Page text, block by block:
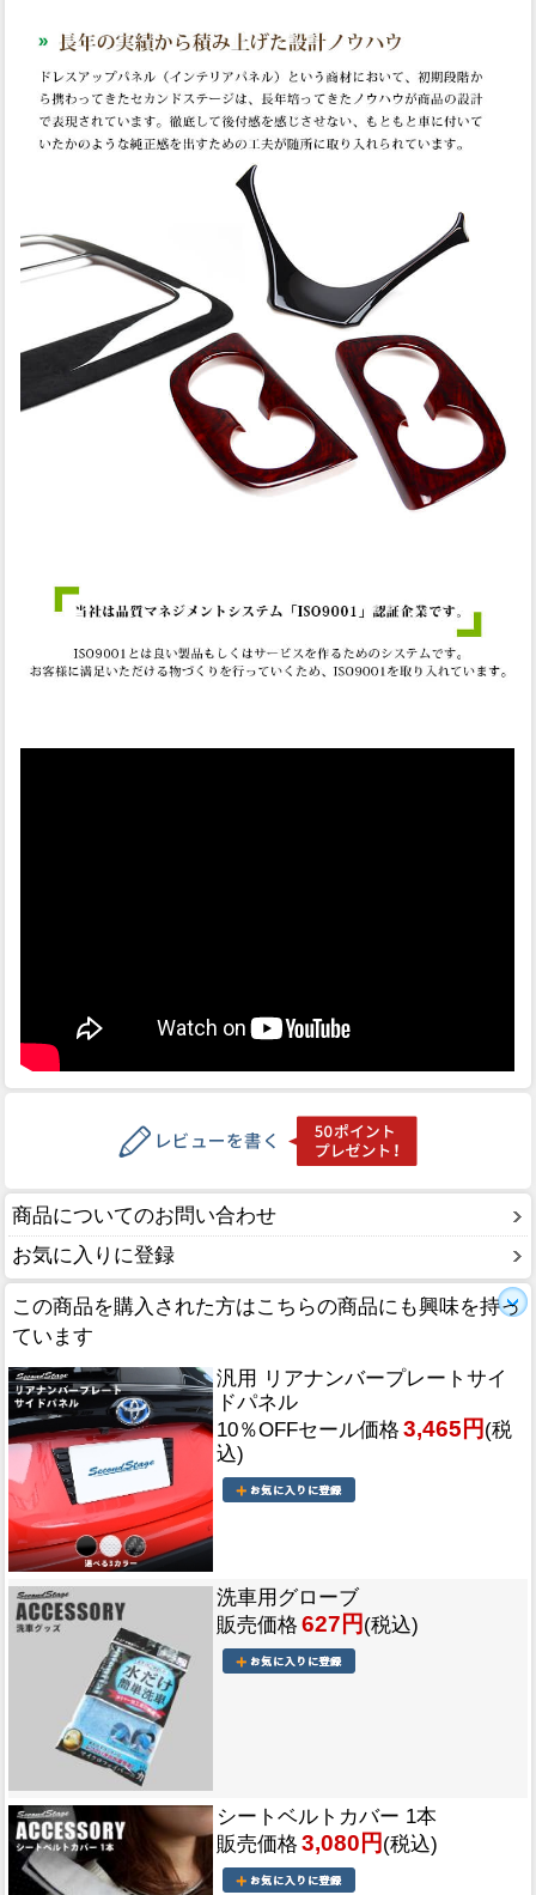
商品についてのお問い合わせ
お気に入りに登録
この商品を購入された方はこちらの商品にも興味を持っ
ています
汎用 リアナンバープレートサイ
ドパネル
10％OFFセール価格 3,465円 (税
込)
洗車用グローブ
販売価格 627円 (税込)
シートベルトカバー 1本
販売価格 3,080円 (税込)